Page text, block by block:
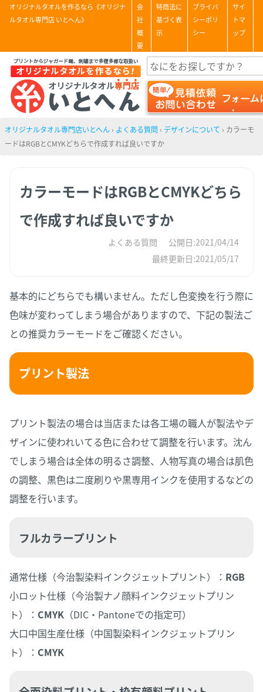
オリジナルタオルを作るなら《オリジナ
ルタオル専門店 いとへん》
会
社
概
要
特商法に
基づく表
示
プライバ
シーポリ
シー
サイ
トマ
ップ
オリジナルタオル専門店いとへん › よくある質問 › デザインについて › カラーモ
ードはRGBとCMYKどちらで作成すれば良いですか
カラーモードはRGBとCMYKどちら
で作成すれば良いですか
よくある質問
公開日:2021/04/14
最終更新日:2021/05/17
基本的にどちらでも構いません。ただし色変換を行う際に
色味が変わってしまう場合がありますので、下記の製法ご
との推奨カラーモードをご確認ください。
プリント製法
プリント製法の場合は当店または各工場の職人が製法やデ
ザインに使われいてる色に合わせて調整を行います。沈ん
でしまう場合は全体の明るさ調整、人物写真の場合は肌色
の調整、黒色は二度刷りや黒専用インクを使用するなどの
調整を行います。
フルカラープリント
通常仕様（今治製染料インクジェットプリント）： RGB
小ロット仕様（今治製ナノ顔料インクジェットプリン
ト）： CMYK （DIC・Pantoneでの指定可）
大口中国生産仕様（中国製染料インクジェットプリン
ト）： CMYK